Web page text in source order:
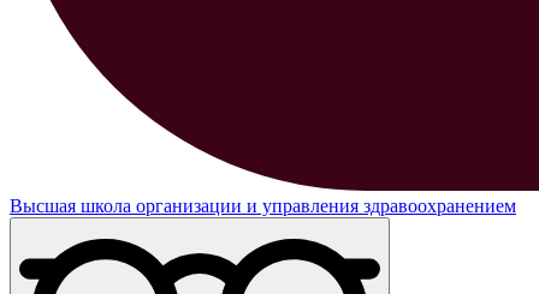
Высшая школа организации и управления здравоохранением